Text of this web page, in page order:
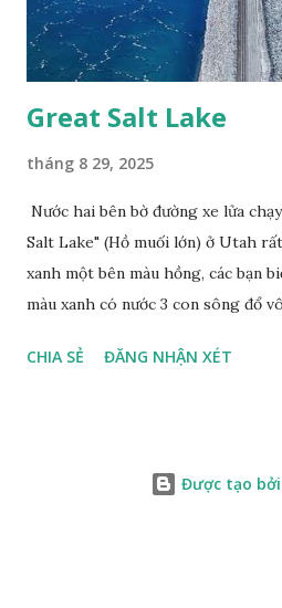
Great Salt Lake
tháng 8 29, 2025
Nước hai bên bờ đường xe lửa
Salt Lake" (Hồ muối lớn) ở Utah
xanh một bên màu hồng, các bạn
màu xanh có nước 3 con sông đổ
biển, nhiều sinh vật thích muối
CHIA SẺ ĐĂNG NHẬN XÉT
Được tạo